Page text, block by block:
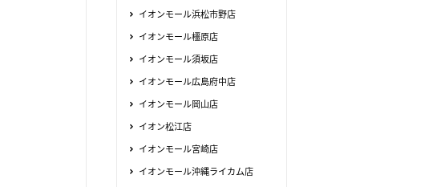
イオンモール浜松市野店
イオンモール橿原店
イオンモール須坂店
イオンモール広島府中店
イオンモール岡山店
イオン松江店
イオンモール宮崎店
イオンモール沖縄ライカム店